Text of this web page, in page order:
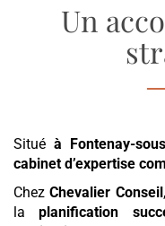
Un
Situé à Fontenay-
cabinet d’expertise
ChezChevalier Conseil
laplanification